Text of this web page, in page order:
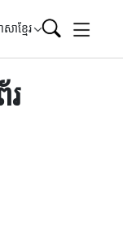
សាខ្មែរ